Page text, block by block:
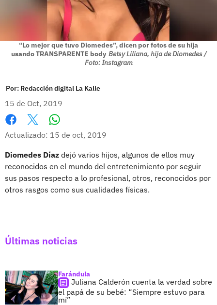
“Lo mejor que tuvo Diomedes”, dicen por fotos de su hija
usando TRANSPARENTE body Betsy Liliana, hija de Diomedes /
Foto: Instagram
Por: Redacción digital La Kalle
15 de Oct, 2019
Facebook
X
Actualizado: 15 de oct, 2019
Diomedes Díaz dejó varios hijos, algunos de ellos muy
reconocidos en el mundo del entretenimiento por seguir
sus pasos respecto a lo profesional, otros, reconocidos por
otros rasgos como sus cualidades físicas.
Últimas noticias
Farándula
Juliana Calderón cuenta la verdad sobre
el papá de su bebé: “Siempre estuvo para
mí”